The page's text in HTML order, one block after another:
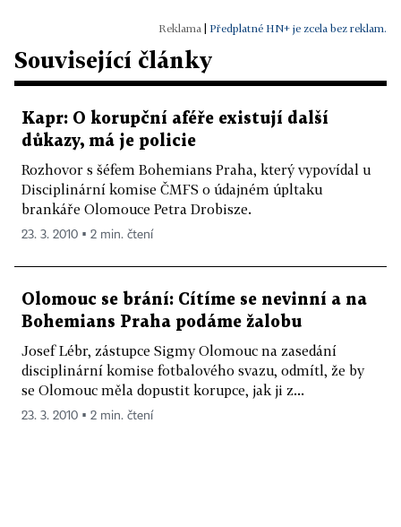
Předplatné HN+ je zcela bez reklam.
Související články
Kapr: O korupční aféře existují další
důkazy, má je policie
Rozhovor s šéfem Bohemians Praha, který vypovídal u
Disciplinární komise ČMFS o údajném úpltaku
brankáře Olomouce Petra Drobisze.
23. 3. 2010 ▪ 2 min. čtení
Olomouc se brání: Cítíme se nevinní a na
Bohemians Praha podáme žalobu
Josef Lébr, zástupce Sigmy Olomouc na zasedání
disciplinární komise fotbalového svazu, odmítl, že by
se Olomouc měla dopustit korupce, jak ji z...
23. 3. 2010 ▪ 2 min. čtení